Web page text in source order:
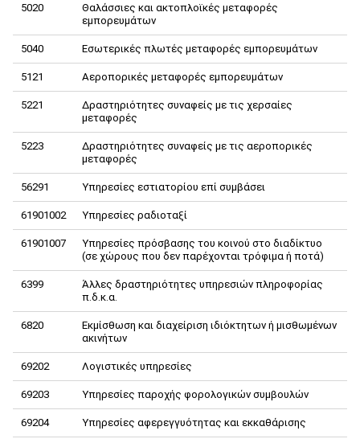
5020
Θαλάσσιες και ακτοπλοϊκές μεταφορές
εμπορευμάτων
5040 Εσωτερικές πλωτές μεταφορές εμπορευμάτων
5121 Αεροπορικές μεταφορές εμπορευμάτων
5221
Δραστηριότητες συναφείς με τις χερσαίες
μεταφορές
5223
Δραστηριότητες συναφείς με τις αεροπορικές
μεταφορές
56291 Υπηρεσίες εστιατορίου επί συμβάσει
61901002 Υπηρεσίες ραδιοταξί
61901007
Υπηρεσίες πρόσβασης του κοινού στο διαδίκτυο
(σε χώρους που δεν παρέχονται τρόφιμα ή ποτά)
6399
Άλλες δραστηριότητες υπηρεσιών πληροφορίας
π.δ.κ.α.
6820
Εκμίσθωση και διαχείριση ιδιόκτητων ή μισθωμένων
ακινήτων
69202 Λογιστικές υπηρεσίες
69203 Υπηρεσίες παροχής φορολογικών συμβουλών
69204 Υπηρεσίες αφερεγγυότητας και εκκαθάρισης